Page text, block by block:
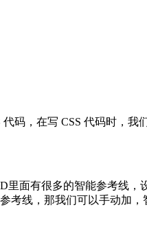
码，在写 CSS 代码时，
里面有很多的智能参考线
考线，那我们可以手动加